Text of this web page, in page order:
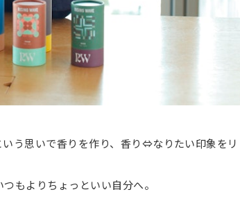
う思いで香りを作り、香り⇔なりたい印象を
もよりちょっといい自分へ。